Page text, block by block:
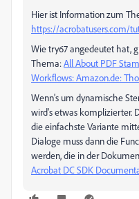
Hier ist Information zum
https://acrobatusers.com/
Wie try67 angedeutet hat,
Thema:All About PDF
Workflows: Amazon.de:
Wenn's um dynamische
wird's etwas komplizierter.
die einfachste Variante
Dialoge muss dann die
werden, die in der
Acrobat DC SDK